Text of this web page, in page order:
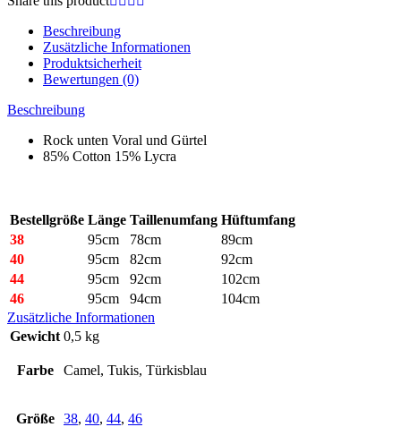
Beschreibung
Zusätzliche Informationen
Produktsicherheit
Bewertungen (0)
Beschreibung
Rock unten Voral und Gürtel
85% Cotton 15% Lycra
Bestellgröße Länge Taillenumfang Hüftumfang
38
95cm 78cm
89cm
40
95cm 82cm
92cm
44
95cm 92cm
102cm
46
95cm 94cm
104cm
Zusätzliche Informationen
Gewicht 0,5 kg
Farbe Camel, Tukis, Türkisblau
Größe 38, 40, 44, 46